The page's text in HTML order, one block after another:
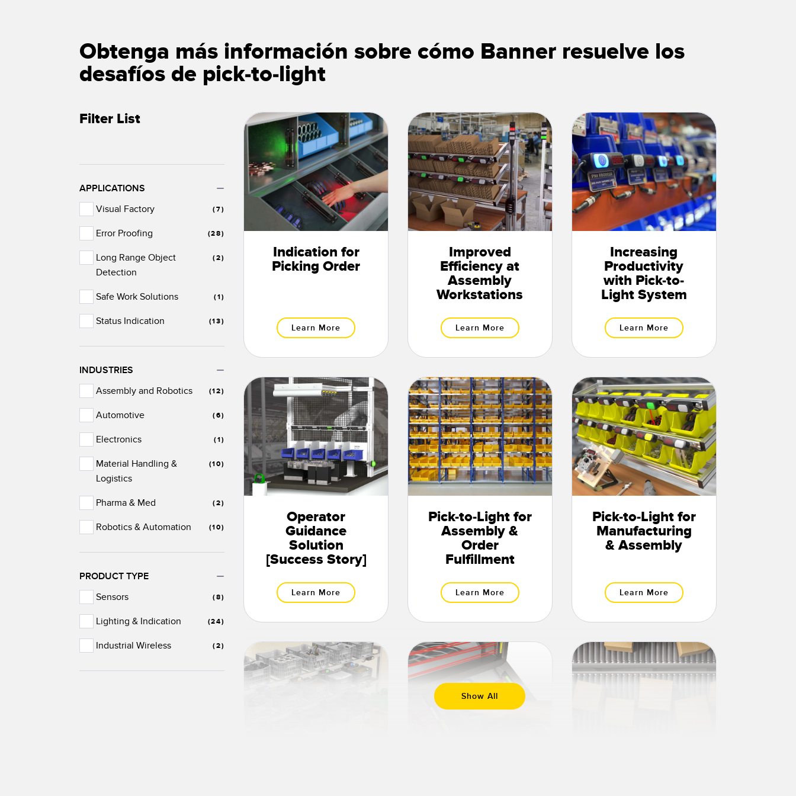
Obtenga más información sobre cómo Banner resuelve los
desafíos de pick-to-light
Filter List
APPLICATIONS
(7)
Visual Factory
(28)
Error Proofing
(2)
Long Range Object
Detection
(1)
Safe Work Solutions
(13)
Status Indication
INDUSTRIES
(12)
Assembly and Robotics
(6)
Automotive
(1)
Electronics
(10)
Material Handling &
Logistics
(2)
Pharma & Med
(10)
Robotics & Automation
PRODUCT TYPE
(8)
Sensors
(24)
Lighting & Indication
(2)
Industrial Wireless
Indication for
Picking Order
Learn More
Improved
Efficiency at
Assembly
Workstations
Learn More
Increasing
Productivity
with Pick-to-
Light System
Learn More
Operator
Guidance
Solution
[Success Story]
Learn More
Pick-to-Light for
Assembly &
Order
Fulfillment
Learn More
Pick-to-Light for
Manufacturing
& Assembly
Learn More
Show All